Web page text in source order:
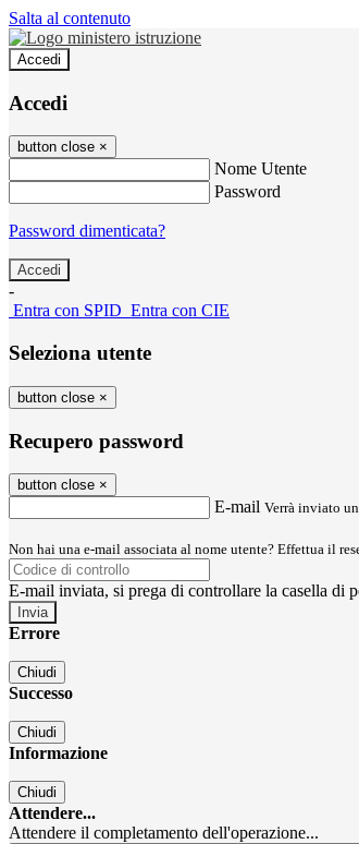
Salta al contenuto
Accedi
Accedi
button close ×
Nome Utente
Password
Password dimenticata?
-
Entra con SPID Entra con CIE
Seleziona utente
button close ×
Recupero password
button close ×
E-mail Verrà inviato
Non hai una e-mail associata al nome utente? Effettua il
E-mail inviata, si prega di controllare la casella di
Errore
Chiudi
Successo
Chiudi
Informazione
Chiudi
Attendere...
Attendere il completamento dell'operazione...